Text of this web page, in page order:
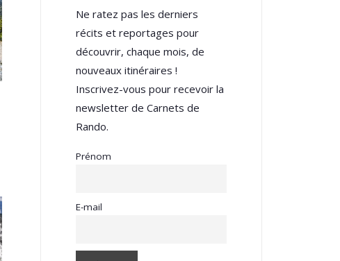
Ne ratez pas les derniers
récits et reportages pour
découvrir, chaque mois, de
nouveaux itinéraires !
Inscrivez-vous pour recevoir la
newsletter de Carnets de
Rando.
Prénom
E-mail